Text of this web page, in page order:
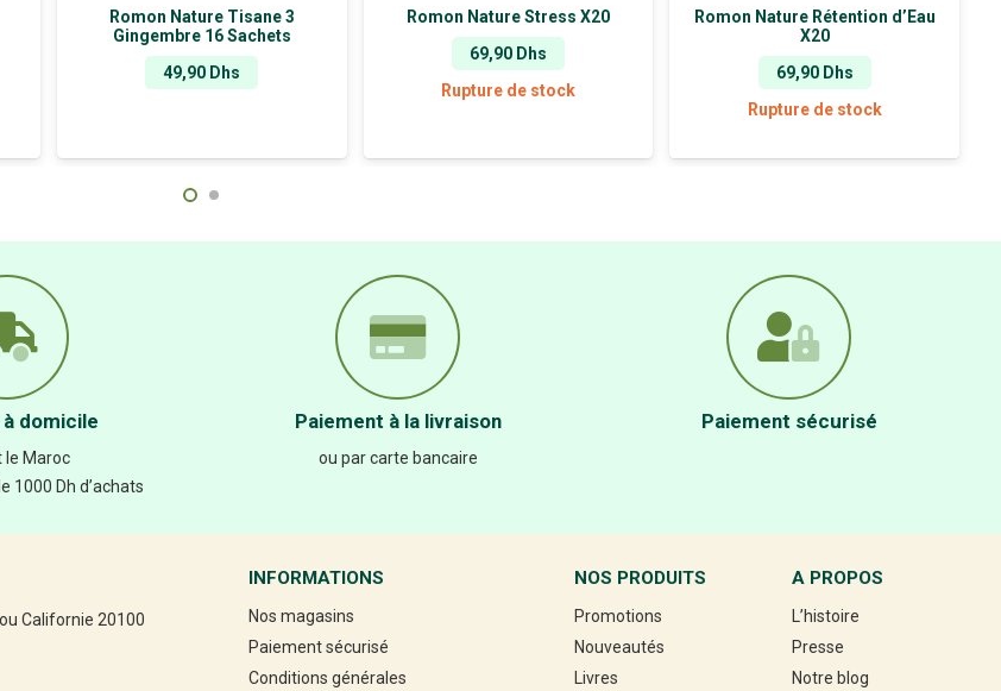
Romon Nature Tisane 3
Gingembre 16 Sachets
49,90 Dhs
Romon Nature Stress X20
69,90 Dhs
Rupture de stock
Romon Nature Rétention d’Eau
X20
69,90 Dhs
Rupture de stock
domicile
le Maroc
1000 Dh d’achats
Paiement à la livraison
ou par carte bancaire
Paiement sécurisé
Californie 20100
INFORMATIONS
Nos magasins
Paiement sécurisé
Conditions générales
NOS PRODUITS
Promotions
Nouveautés
Livres
A PROPOS
L’histoire
Presse
Notre blog